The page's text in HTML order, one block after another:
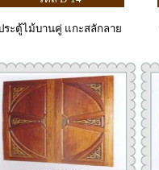
ระตู้ไม้บานคู่ แกะสลักลาย